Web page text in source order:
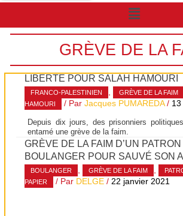
Menu
GRÈVE DE LA
LIBERTÉ POUR SALAH HAMOURI
FRANCO-PALESTINIEN , GRÈVE DE LA FAIM
HAMOURI
/ ParJacques PUMAREDA /
Depuis dix jours, des prisonniers
entamé une grève de la faim.
GRÈVE DE LA FAIM D’UN PATRON
BOULANGER POUR SAUVÉ SON
BOULANGER , GRÈVE DE LA FAIM ,
PAPIER
/ Par DELGE /22 janvier 2021